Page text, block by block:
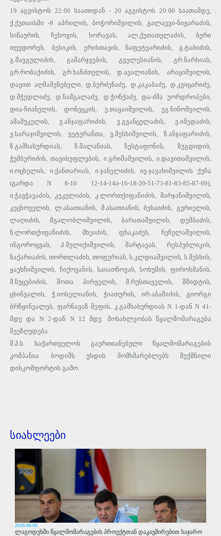
19 აგვისტოს 22:00 საათიდან - 20 აგვისტოს 20:00 საათამდე,
ქ.ქუთაისში -9 აპრილის, ბოჭორიშვილის, გალაევი-ნიჟარაძის,
სინაურის, ჩეხოვის, ხორავას, ალ,ქუთათელაძის, ბერი
თევდორეს, ბესიკის, ერისთავის, ნაფეტვარიძის, გ.ტაბიძის,
გ.შავგულიძის, გამარჯვების, გველესიანის, გრ.ნარსიას,
გრ.რობაქიძის, გრ.ხანძთელის, დ.ავალიანის, არაყიშვილის,
დავით აღმაშენებელი, დ.ბერძენაძე, დ.კაკაბაძე, დ.კვიცარიძე,
დ.მჭედლიძე, დ.ნამგალაძე, დ.ჭონქაძე, და-ძმა უორდროპები,
დია-ჩიანელის, დონეცკის, ე.თაყაიშვილის, ეგ.ნინოშვილის,
ამაშუკელის, ვ.ანჯაფარიძის, ვ.გვანცელაძის, ვ.იმედაძის,
ვ.სარაჯიშვილის, ვეტერანთა, ვ.მესხიშვილის, ზ.ანჯაფარიძის,
ზ.გამსახურდიას, ზ.მალანიას, ზესტაფონის, ზუგდიდის,
ჭუმბურიძის, თავისუფლების, ი.გრიშაშვილის, ი.დავითაშვილის,
ი.ოცხელის, ი.ქანთარიას, ი.ჯანელიძის, ივ.ჯავახიშვილის ქუჩა
(გარდა N 8-10 12-14-14ა-16-18-20-51-73-81-83-85-87-89),
ი.ჭავჭავაძის, კეკელიძის, კ.ლორთქიფანიძის, მარჯანიშვილის,
კეცხოველის, ლ.ასათიანის, მ.ასათიანის, ბუხაიძის, გურიელის,
ლაღიძის, მგალობლიშვილის, ბარათაშვილის, დუმბაძის,
ნ.ლორთქიფანიძის, მხეიძის, ფხაკაძეს, ჩეჩელაშვილის,
ინგოროყვას, პ.მელიქიშვილის, შარტავას, რესპუბლიკის,
ზაქარიაძის, თორთლაძის, თოფურიას, ს.კლდიაშვილის, ს.მესხის,
ყაუხჩიშვილის, ჩიქოვანის, საიათნოვას, სოხუმის, ფიროსმანის,
შ.ნუცუბიძის, შოთა პირველის, შ.რუსთაველის, შმიდტის,
ცხინვალის, ჭ.იოსელიანის, ჭიათურის, ირ.აბაშიძის, გიორგი
ბრწყინვალეს, ფარნავაზ მეფის, კ.გამსახურდიას N 1-დან N 41-
მდე და N 2-დან N 12 მდე. მოსახლეობას წყალმომარაგება
შეეზღუდება.
შ.პ.ს. საქართველოს გაერთიანებული წყალმომარაგების
კომპანია ბოდიშს უხდის მომხმარებლებს შექმნილი
დისკომფორტის გამო.
სიახლეები
2026-08-06
ლაგოდეხში წყალმომარაგების პროექტთან დაკავშირებით საჯარო